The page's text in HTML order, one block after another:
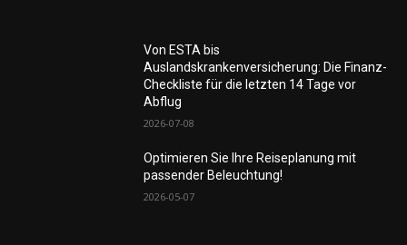
Von ESTA bis
Auslandskrankenversicherung: Die Finanz-
Checkliste für die letzten 14 Tage vor
Abflug
2026-07-08
Optimieren Sie Ihre Reiseplanung mit
passender Beleuchtung!
2026-05-07